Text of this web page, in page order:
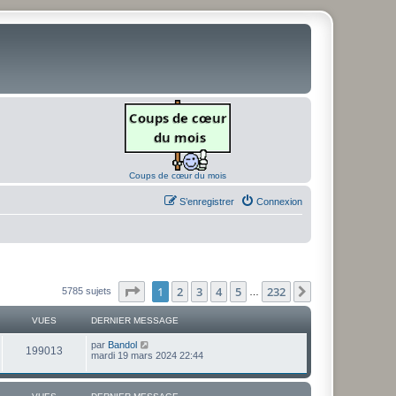
Coups de cœur du mois
Connexion
S’enregistrer
5785 sujets Page sur232
1 2 3 4 5 232
VUES DERNIER MESSAGE
199013
u
D
e
n
par Bandol
mardi 19 mars 2024 22:44